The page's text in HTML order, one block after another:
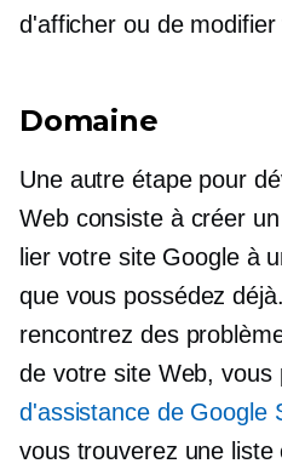
d'afficher ou de modifier
Domaine
Une autre étape pour
Web consiste à créer
lier votre site Google à
que vous possédez
rencontrez des
de votre site Web, vous
d'assistance de Google
vous trouverez une